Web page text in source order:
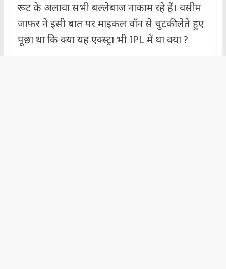
रूट के अलावा सभी बल्लेबाज नाकाम रहे हैं। वसीम
जाफर ने इसी बात पर माइकल वॉन से चुटकी लेते हुए
पूछा था कि क्या यह एक्स्ट्रा भी IPL में था क्या ?